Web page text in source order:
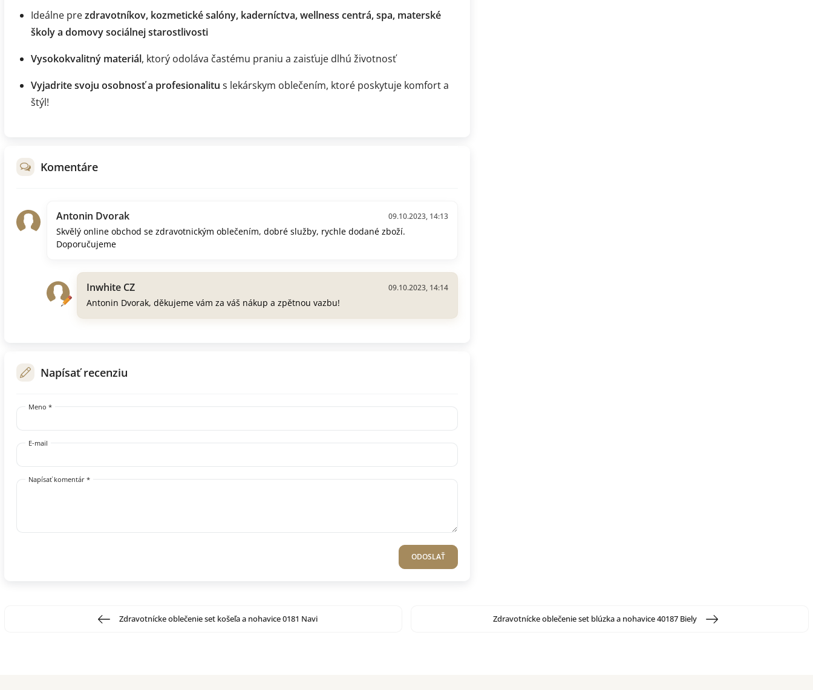
Ideálne prezdravotníkov, kozmetické salóny, kaderníctva, wellness centrá, spa, materské
školy a domovy sociálnej starostlivosti
Vysokokvalitný materiál, ktorý odoláva častému praniu a zaisťuje dlhú životnosť
Vyjadrite svoju osobnosť a profesionalitu s lekárskym oblečením, ktoré poskytuje komfort a
štýl!
Komentáre
Antonin Dvorak 09.10.2023, 14:13
Skvělý online obchod se zdravotnickým oblečením, dobré služby, rychle dodané zboží.
Doporučujeme
Inwhite CZ 09.10.2023, 14:14
Antonin Dvorak, děkujeme vám za váš nákup a zpětnou vazbu!
Napísať recenziu
Meno *
E-mail
Napísať komentár *
ODOSLAŤ
Zdravotnícke oblečenie set košeľa a nohavice 0181 Navi Zdravotnícke oblečenie set blúzka a nohavice 40187 Biely